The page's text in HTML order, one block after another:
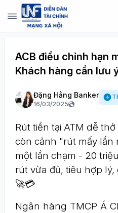
ACB điều chỉnh hạn
Khách hàng cần lưu
Đặng Hằng Banker
16/03/2025
Rút tiền tại ATM dễ
còn cảnh "rút mấy lần
một lần chạm - 20
rút vừa đủ, tiêu hợp
🚀💳
Ngân hàng TMCP Á